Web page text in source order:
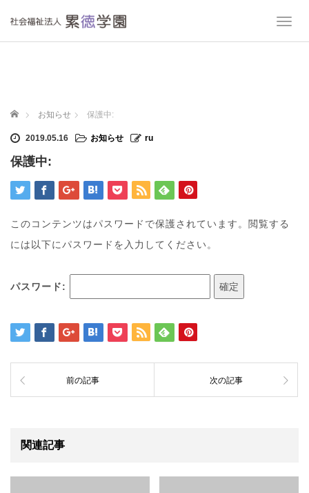
T
n
ホーム お知らせ 保護中:
2019.05.16 お知らせ ru
保護中:
このコンテンツはパスワードで保護されています。閲覧する
には以下にパスワードを入力してください。
パスワード:
前の記事 次の記事
関連記事